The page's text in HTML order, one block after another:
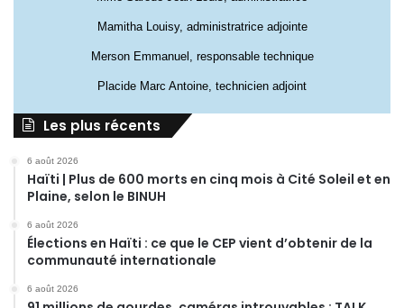
Mamitha Louisy, administratrice adjointe
Merson Emmanuel, responsable technique
Placide Marc Antoine, technicien adjoint
Les plus récents
6 août 2026
Haïti | Plus de 600 morts en cinq mois à Cité Soleil et en
Plaine, selon le BINUH
6 août 2026
Élections en Haïti : ce que le CEP vient d’obtenir de la
communauté internationale
6 août 2026